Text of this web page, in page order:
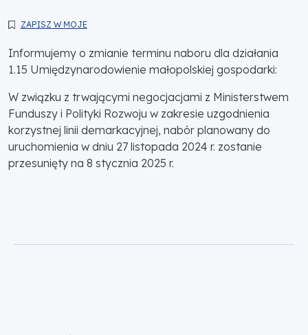
ZAPISZ W MOJE
Informujemy o zmianie terminu naboru dla działania
1.15 Umiędzynarodowienie małopolskiej gospodarki:
W związku z trwającymi negocjacjami z Ministerstwem
Funduszy i Polityki Rozwoju w zakresie uzgodnienia
korzystnej linii demarkacyjnej, nabór planowany do
uruchomienia w dniu 27 listopada 2024 r. zostanie
przesunięty na 8 stycznia 2025 r.